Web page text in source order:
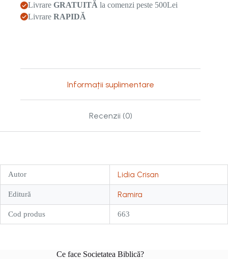
Livrare GRATUITĂ la comenzi peste 500Lei
Livrare RAPIDĂ
Informații suplimentare
Recenzii (0)
Autor Lidia Crisan
Editură Ramira
Cod produs 663
Ce face Societatea Biblică?